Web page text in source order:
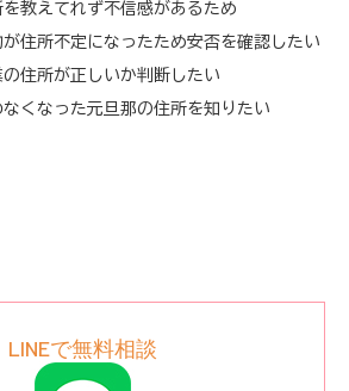
教えてれず不信感があるため
住所不定になったため安否を確認したい
住所が正しいか判断したい
くなった元旦那の住所を知りたい
LINEで無料相談